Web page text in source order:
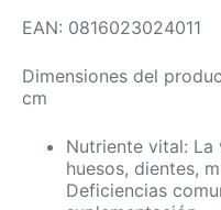
EAN: 0816023024011
Dimensiones del
cm
Nutriente vital: La
huesos, dientes,
Deficiencias